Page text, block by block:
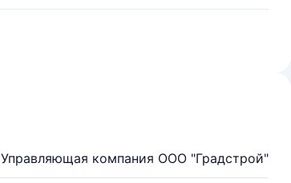
Управляющая компания ООО "Градстрой"